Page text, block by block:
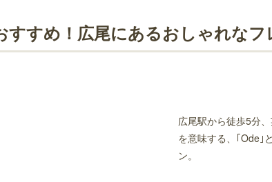
すすめ！広尾にあるおしゃれなカフェ
タパス 沢村 広尾
・ザルブル
すすめ！広尾にあるおしゃれな
広尾駅から徒歩5分
を意味する、｢Ode｣
ン。